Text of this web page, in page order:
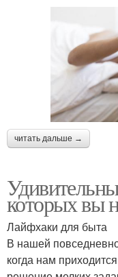
читать дальше →
которых вы
Лайфхаки для быта
В нашей
когда нам